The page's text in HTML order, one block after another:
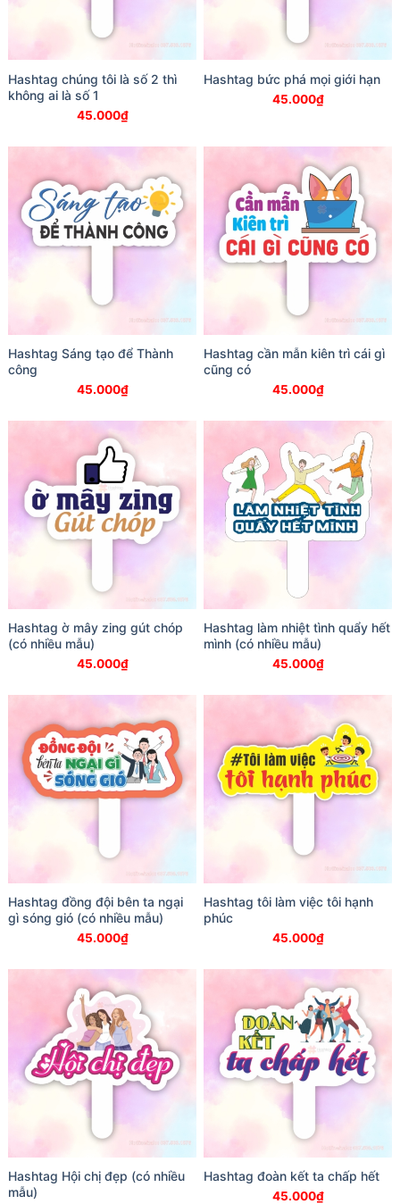
Hashtag chúng tôi là số 2 thì
không ai là số 1
45.000₫
Hashtag bức phá mọi giới hạn
45.000₫
Hashtag Sáng tạo để Thành
công
45.000₫
Hashtag cần mẫn kiên trì cái gì
cũng có
45.000₫
Hashtag ờ mây zing gút chóp
(có nhiều mẫu)
45.000₫
Hashtag làm nhiệt tình quẩy hết
mình (có nhiều mẫu)
45.000₫
Hashtag đồng đội bên ta ngại
gì sóng gió (có nhiều mẫu)
45.000₫
Hashtag tôi làm việc tôi hạnh
phúc
45.000₫
Hashtag Hội chị đẹp (có nhiều
mẫu)
Hashtag đoàn kết ta chấp hết
45.000₫